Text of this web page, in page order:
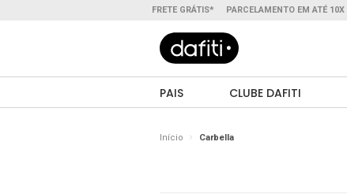
FRETE GRÁTIS* PARCELAMENTO EM ATÉ 10X
PAIS CLUBE DAFITI
Início Carbella